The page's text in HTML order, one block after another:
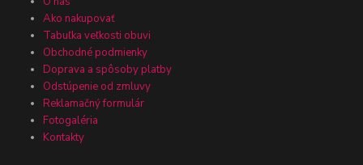
Ako nakupovať
Tabuľka veľkosti obuvi
Obchodné podmienky
Doprava a spôsoby platby
Odstúpenie od zmluvy
Reklamačný formulár
Fotogaléria
Kontakty